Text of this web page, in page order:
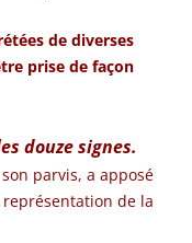
de diverses
prise de façon
douze signes.
parvis, a apposé
de la